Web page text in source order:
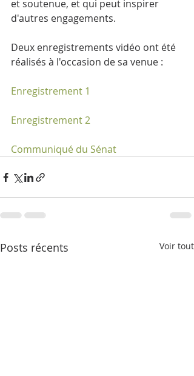
et soutenue, et qui peut inspirer
d'autres engagements.
Deux enregistrements vidéo ont été
réalisés à l'occasion de sa venue :
Enregistrement 1
Enregistrement 2
Communiqué du Sénat
Posts récents Voir tout